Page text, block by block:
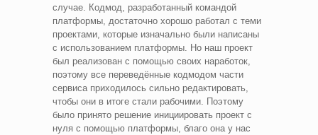
случае. Кодмод, разработанный командой
платформы, достаточно хорошо работал с теми
проектами, которые изначально были написаны
с использованием платформы. Но наш проект
был реализован с помощью своих наработок,
поэтому все переведённые кодмодом части
сервиса приходилось сильно редактировать,
чтобы они в итоге стали рабочими. Поэтому
было принято решение инициировать проект с
нуля с помощью платформы, благо она у нас